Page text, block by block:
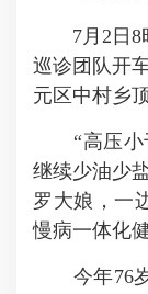
7月2日8时
巡诊团队开
元区中村乡
“高压小于
继续少油少
罗大娘，一
慢病一体化
今年76岁